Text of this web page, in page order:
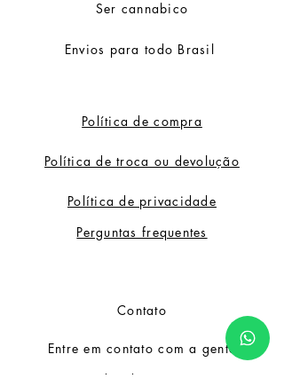
Ser cannabico
Envios para todo Brasil
Política de compra
Política de troca ou devolução
Política de privacidade
Perguntas frequentes
Contato
Entre em contato com a gente